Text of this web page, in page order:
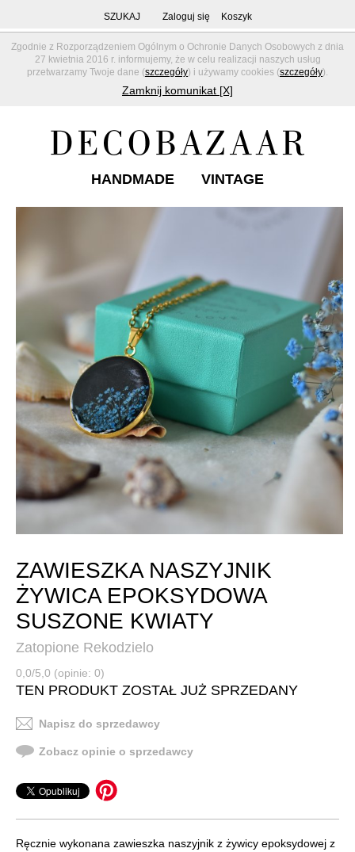
Zgodnie z Rozporządzeniem Ogólnym o Ochronie Danych Osobowych z dnia
27 kwietnia 2016 r. informujemy, że w celu realizacji naszych usług
przetwarzamy Twoje dane (szczegóły) i używamy cookies (szczegóły).
Zamknij komunikat [X]
SZUKAJ Zaloguj się Koszyk
HANDMADE VINTAGE
ZAWIESZKA NASZYJNIK
ŻYWICA EPOKSYDOWA
SUSZONE KWIATY
Zatopione Rekodzielo
0,0/5,0 (opinie: 0)
TEN PRODUKT ZOSTAŁ JUŻ SPRZEDANY
Napisz do sprzedawcy
Zobacz opinie o sprzedawcy
Ręcznie wykonana zawieszka naszyjnik z żywicy epoksydowej z